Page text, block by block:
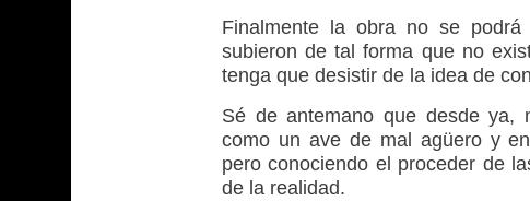
Finalmente la obra no se
subieron de tal forma que no
tenga que desistir de la idea de
Sé de antemano que desde ya,
como un ave de mal agüero y
pero conociendo el proceder de
de la realidad.